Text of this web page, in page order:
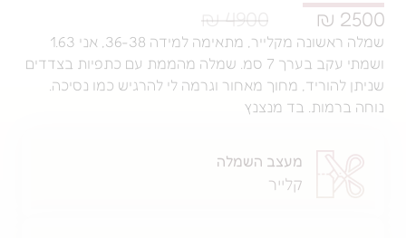
4900 ₪
שמלה ראשונה מקלייר, מתאימה למידה 36-38, אני 1.63
ושמתי עקב בערך 7 סמ. שמלה מהממת עם כתפיות בצדדים
מחוך מאחור וגרמה לי להרגיש כמו נסיכה.
בד מנצנץ
מעצב השמלה
קלייר